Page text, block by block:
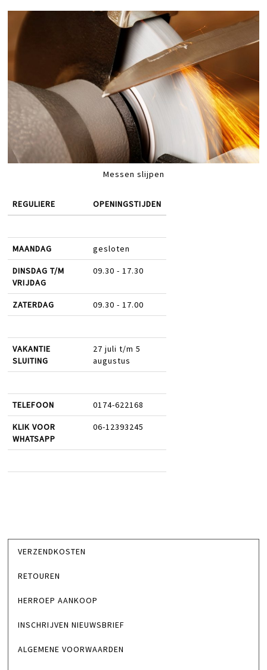
Messen slijpen
REGULIERE OPENINGSTIJDEN
MAANDAG gesloten
DINSDAG T/M
VRIJDAG
09.30 - 17.30
ZATERDAG 09.30 - 17.00
VAKANTIE
SLUITING
27 juli t/m 5
augustus
TELEFOON 0174-622168
KLIK VOOR
WHATSAPP
06-12393245
VERZENDKOSTEN
RETOUREN
HERROEP AANKOOP
INSCHRIJVEN NIEUWSBRIEF
ALGEMENE VOORWAARDEN